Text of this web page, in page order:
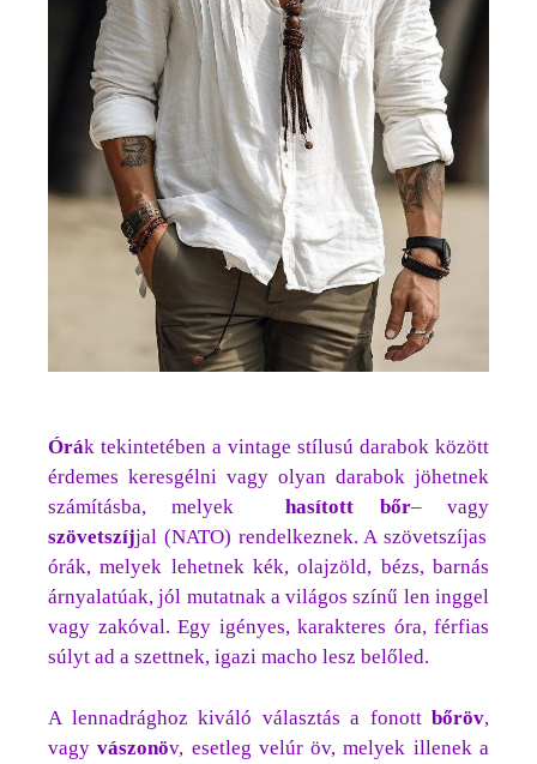
Órák tekintetében a vintage stílusú darabok között
érdemes keresgélni vagy olyan darabok jöhetnek
számításba, melyek
hasított bőr– vagy
szövetszíjjal (NATO) rendelkeznek. A szövetszíjas
órák, melyek lehetnek kék, olajzöld, bézs, barnás
árnyalatúak, jól mutatnak a világos színű len inggel
vagy zakóval. Egy igényes, karakteres óra, férfias
súlyt ad a szettnek, igazi macho lesz belőled.
A lennadrághoz kiváló választás a fonott bőröv,
vagyvászonöv, esetleg velúr öv, melyek illenek a